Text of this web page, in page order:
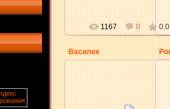
1167 0 0.0
Василек